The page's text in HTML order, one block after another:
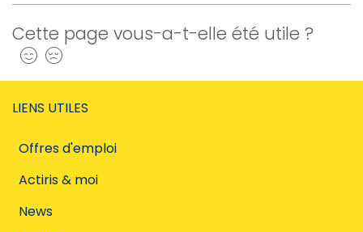
Cette page vous-a-t-elle été utile ?
Oui
LIENS UTILES
Offres d'emploi
Actiris & moi
News